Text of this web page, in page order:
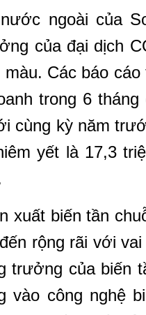
ngoài của
của đại dịch
Các báo
trong 6 tháng
cùng kỳ năm
yết là 17,3
xuất biến tần
rộng rãi với
trưởng của biến
công nghệ